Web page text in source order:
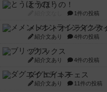
とうほうの！
1件の投稿
メメントオンラインタ
紹介文あり 4件の投稿
ブリックス
紹介文あり 4件の投稿
ダグエイトチェス
紹介文あり 11件の投稿